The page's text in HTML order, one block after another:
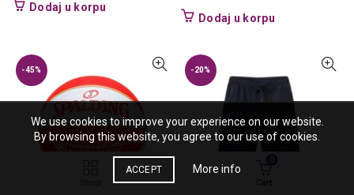
Dodaj u korpu
cena
Dodaj u korpu
-45% -20%
We use cookies to improve your experience on our website.
By browsing this website, you agree to our use of cookies.
ACCEPT More info